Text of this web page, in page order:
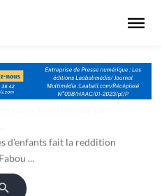
...
bases foncières de son